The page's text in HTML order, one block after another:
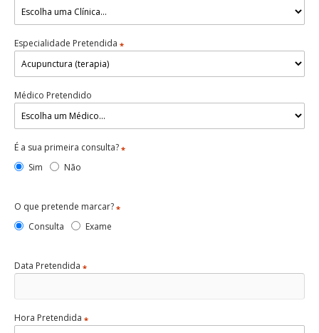
Especialidade Pretendida *
Médico Pretendido
É a sua primeira consulta? *
Sim Não
O que pretende marcar? *
Consulta Exame
Data Pretendida *
Hora Pretendida *